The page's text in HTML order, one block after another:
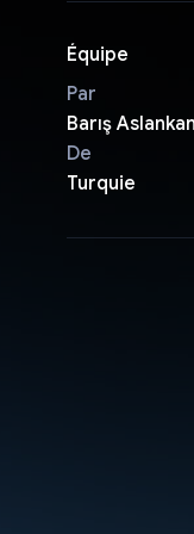
Équipe
Par
Barış
De
Turquie